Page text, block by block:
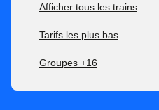
Afficher tous les trains
Tarifs les plus bas
Groupes +16